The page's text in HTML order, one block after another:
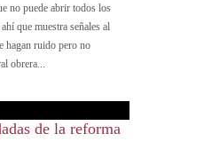
no puede abrir todos los
que muestra señales al
hagan ruido pero no
obrera...
de la reforma